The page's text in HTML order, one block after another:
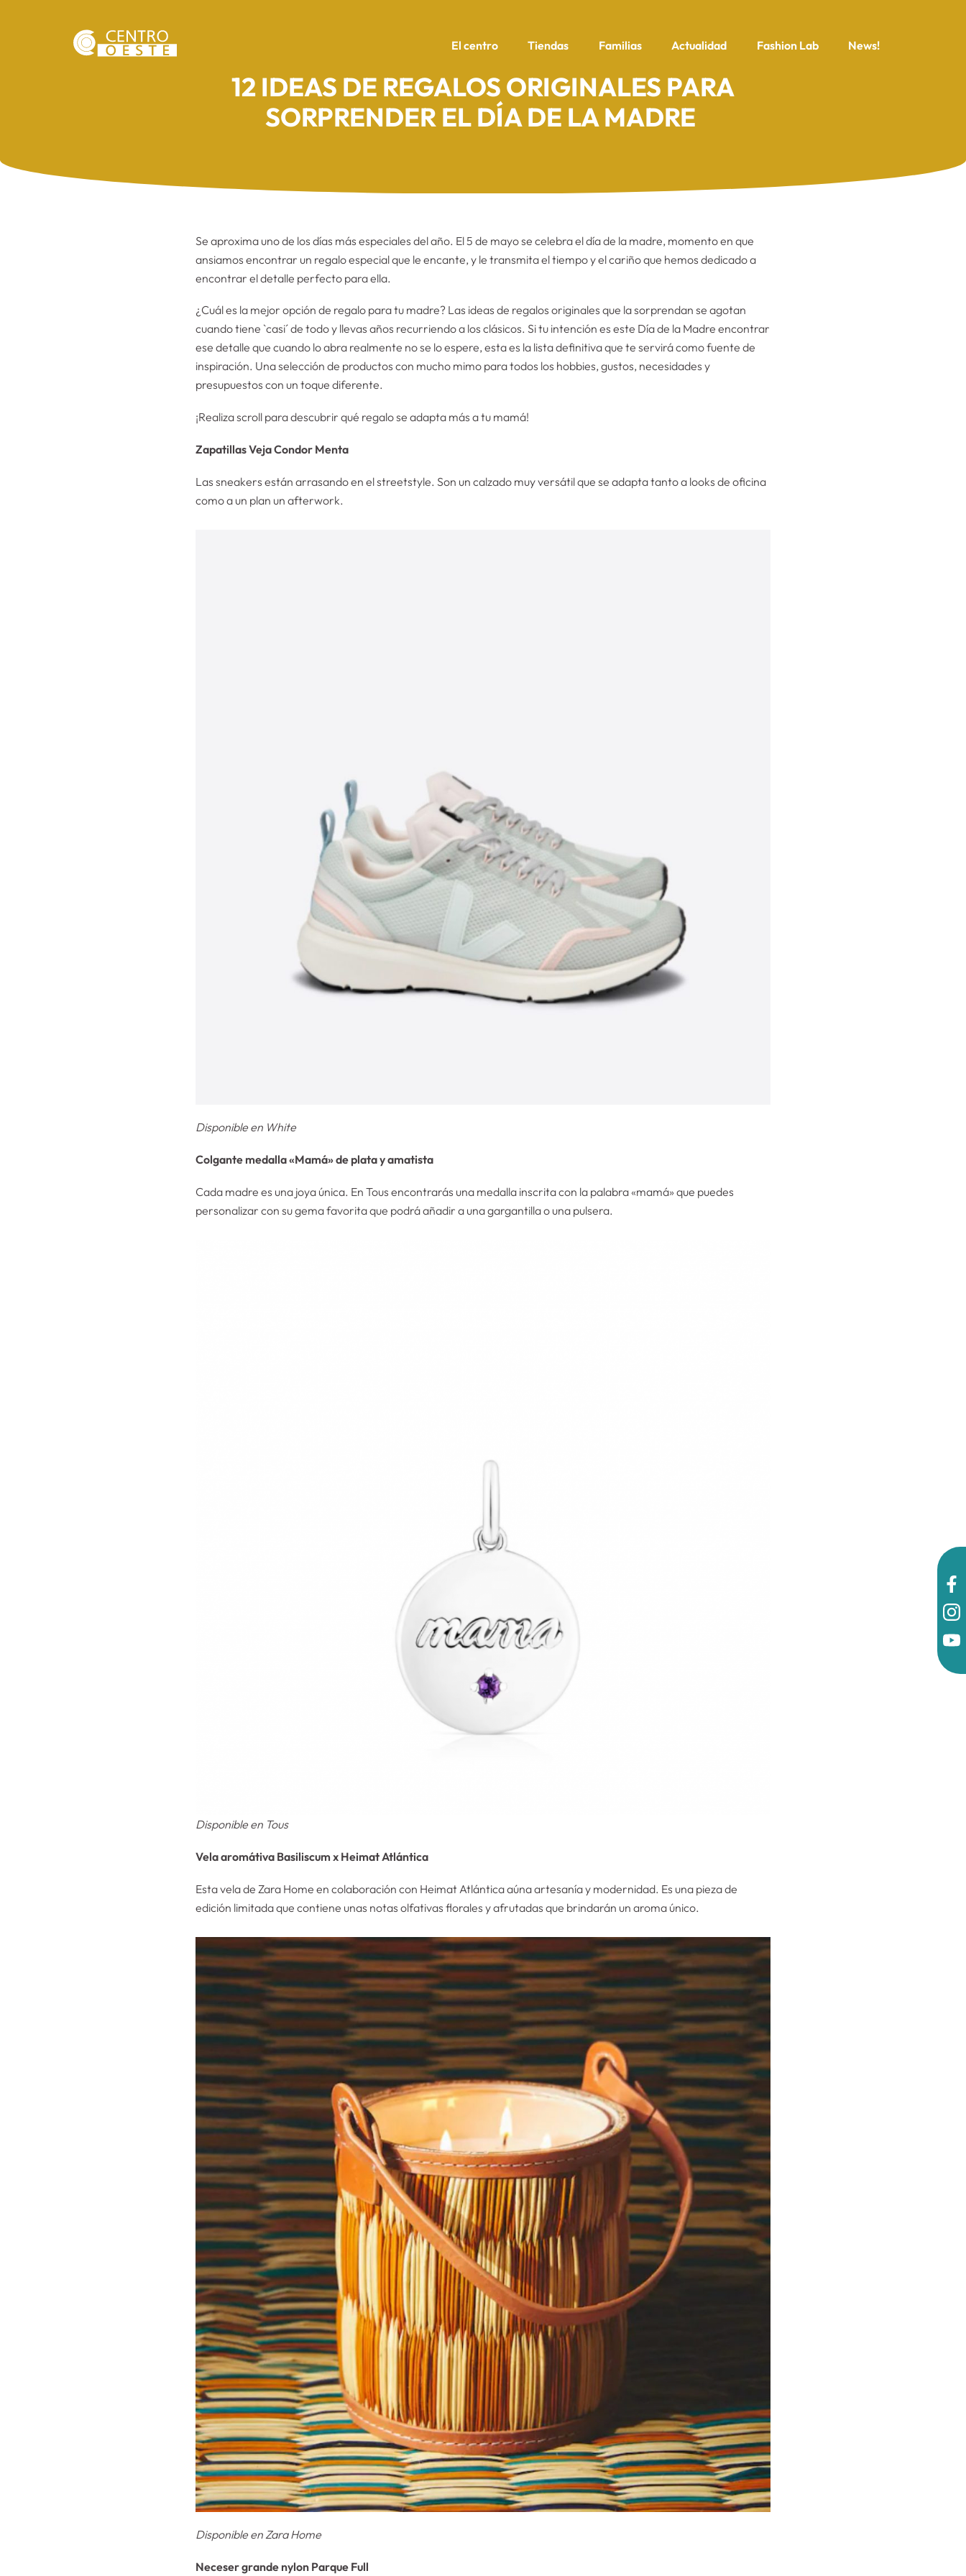
El centro Tiendas Familias Actualidad Fashion Lab News!
12 IDEAS DE REGALOS ORIGINALES PARA
SORPRENDER EL DÍA DE LA MADRE
Se aproxima uno de los días más especiales del año. El 5 de mayo se celebra el día de la madre, momento en que
ansiamos encontrar un regalo especial que le encante, y le transmita el tiempo y el cariño que hemos dedicado a
encontrar el detalle perfecto para ella.
¿Cuál es la mejor opción de regalo para tu madre? Las ideas de regalos originales que la sorprendan se agotan
cuando tiene `casi´ de todo y llevas años recurriendo a los clásicos. Si tu intención es este Día de la Madre encontrar
ese detalle que cuando lo abra realmente no se lo espere, esta es la lista definitiva que te servirá como fuente de
inspiración. Una selección de productos con mucho mimo para todos los hobbies, gustos, necesidades y
presupuestos con un toque diferente.
¡Realiza scroll para descubrir qué regalo se adapta más a tu mamá!
Zapatillas VejaCondor Menta
Las sneakers están arrasando en el streetstyle. Son un calzado muy versátil que se adapta tanto a looks de oficina
como a un plan un afterwork.
Disponible en White
Colgante medalla «Mamá» de plata y amatista
Cada madre es una joya única. En Tous encontrarás una medalla inscrita con la palabra «mamá» que puedes
personalizar con su gema favorita que podrá añadir a una gargantilla o una pulsera.
Disponible en Tous
Vela aromátiva Basiliscum x Heimat Atlántica
Esta vela de Zara Home en colaboración con Heimat Atlántica aúna artesanía y modernidad. Es una pieza de
edición limitada que contiene unas notas olfativas florales y afrutadas que brindarán un aroma único.
Disponible en Zara Home
Neceser grande nylon Parque Full